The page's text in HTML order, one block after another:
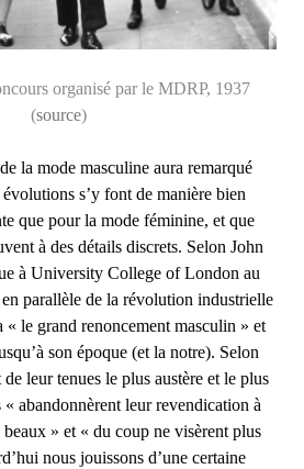
organisé par le MDRP, 1937
(source)
la mode masculine aura remarqué
s’y font de manière bien
que pour la mode féminine, et que
à des détails discrets. Selon John
à University College of London au
parallèle de la révolution industrielle
« le grand renoncement masculin » et
son époque (et la notre). Selon
leur tenues le plus austère et le plus
« abandonnèrent leur revendication à
» et « du coup ne visèrent plus
nous jouissons d’une certaine